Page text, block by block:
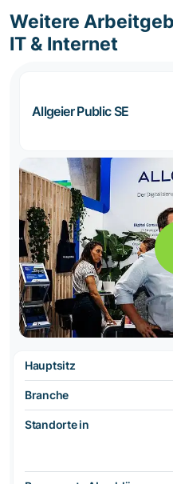
Weitere
IT & Internet
Allgeier Public SE
Hauptsitz
Branche
Standorte in